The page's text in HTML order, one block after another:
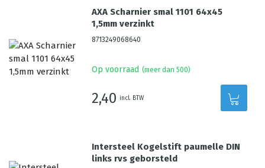
AXA Scharnier smal 1101 64x45
1,5mm verzinkt
8713249068640
Op voorraad (meer dan 500)
2,40 incl. BTW
Intersteel Kogelstift paumelle DIN
links rvs geborsteld